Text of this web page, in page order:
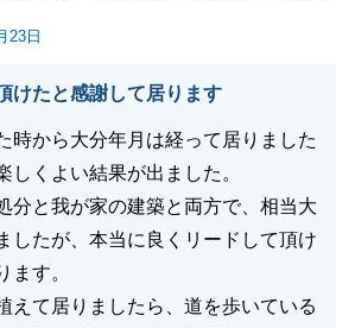
料や情報の取得などにもお手数おか
忙しい中でもO様が明るく前向きに
で、スムーズにお引渡しまで進むこ
いませんので、ご家族・ご友人・お
でも、不動産にお困りの方がいらっ
お気軽にお声がけくださいませ。
わらぬご愛顧のほど、何卒よろしく
す。
23日
けたと感謝して居ります
時から大分年月は経って居りました
しくよい結果が出ました。
分と我が家の建築と両方で、相当大
したが、本当に良くリードして頂け
ます。
えて居りましたら、道を歩いている